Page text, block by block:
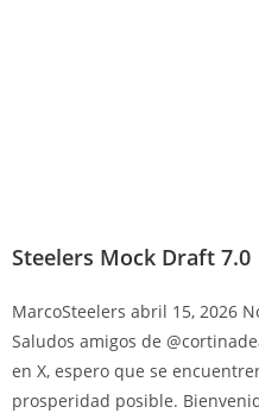
Steelers Mock Draft 7.0
MarcoSteelers abril 15, 2026
Saludos amigos de
en X, espero que se
prosperidad posible.